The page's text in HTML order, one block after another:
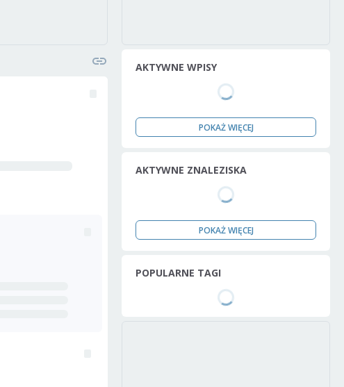
AKTYWNE WPISY
POKAŻ WIĘCEJ
AKTYWNE ZNALEZISKA
POKAŻ WIĘCEJ
POPULARNE TAGI